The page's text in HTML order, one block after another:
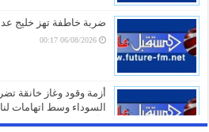
ضربة خاطفة تهز خليج
06/08/2026 00:17
أزمة وقود وغاز خانقة
السوداء وسط اتهامات
الأزمات